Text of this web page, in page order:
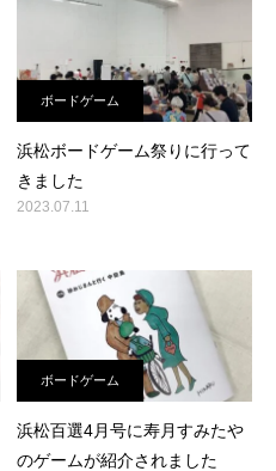
ボードゲーム
浜松ボードゲーム祭りに行って
きました
2023.07.11
ボードゲーム
浜松百選4月号に寿月すみたや
のゲームが紹介されました